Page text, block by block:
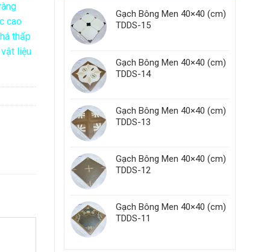
Gạch Bông Men 40×40 (cm)
TDDS-15
Gạch Bông Men 40×40 (cm)
TDDS-14
Gạch Bông Men 40×40 (cm)
TDDS-13
Gạch Bông Men 40×40 (cm)
TDDS-12
Gạch Bông Men 40×40 (cm)
TDDS-11
cao
thấp
liệu